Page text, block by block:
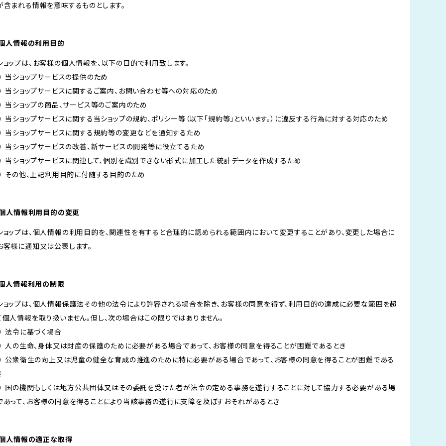
含まれる情報を意味するものとします。
人情報の利用目的
ョップは、お客様の個人情報を、以下の目的で利用致します。
） 当ショップサービスの提供のため
） 当ショップサービスに関するご案内、お問い合わせ等への対応のため
） 当ショップの商品、サービス等のご案内のため
） 当ショップサービスに関する当ショップの規約、ポリシー等（以下「規約等」といいます。）に違反する行為に対する対応のため
） 当ショップサービスに関する規約等の変更などを通知するため
） 当ショップサービスの改善、新サービスの開発等に役立てるため
） 当ショップサービスに関連して、個別を識別できない形式に加工した統計データを作成するため
） その他、上記利用目的に付随する目的のため
人情報利用目的の変更
ョップは、個人情報の利用目的を、関連性を有すると合理的に認められる範囲内において変更することがあり、変更した場合に
客様に通知又は公表します。
人情報利用の制限
ョップは、個人情報保護法その他の法令により許容される場合を除き、お客様の同意を得ず、利用目的の達成に必要な範囲を超
個人情報を取り扱いません。但し、次の場合はこの限りではありません。
） 法令に基づく場合
） 人の生命、身体又は財産の保護のために必要がある場合であって、お客様の同意を得ることが困難であるとき
） 公衆衛生の向上又は児童の健全な育成の推進のために特に必要がある場合であって、お客様の同意を得ることが困難である
） 国の機関もしくは地方公共団体又はその委託を受けた者が法令の定める事務を遂行することに対して協力する必要がある場
あって、お客様の同意を得ることにより当該事務の遂行に支障を及ぼすおそれがあるとき
人情報の適正な取得